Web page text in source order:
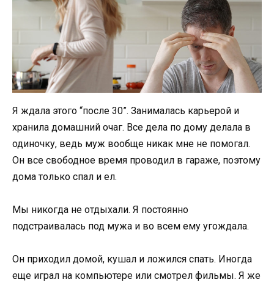
Я ждала этого “после 30”. Занималась карьерой и
хранила домашний очаг. Все дела по дому делала в
одиночку, ведь муж вообще никак мне не помогал.
Он все свободное время проводил в гараже, поэтому
дома только спал и ел.
Мы никогда не отдыхали. Я постоянно
подстраивалась под мужа и во всем ему угождала.
Он приходил домой, кушал и ложился спать. Иногда
еще играл на компьютере или смотрел фильмы. Я же